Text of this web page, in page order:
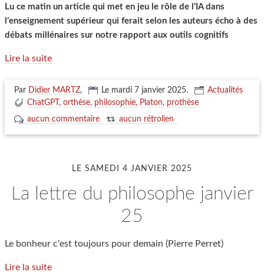
Lu ce matin un article qui met en jeu le rôle de l’IA dans
l’enseignement supérieur qui ferait selon les auteurs écho à des
débats millénaires sur notre rapport aux outils cognitifs
Lire la suite
Par Didier MARTZ, Le mardi 7 janvier 2025.
Actualités
ChatGPT
orthèse philosophie Platon
prothèse
aucun commentaire
aucun rétrolien
LE SAMEDI 4 JANVIER 2025
25
Le bonheur c'est toujours pour demain (Pierre Perret)
Lire la suite